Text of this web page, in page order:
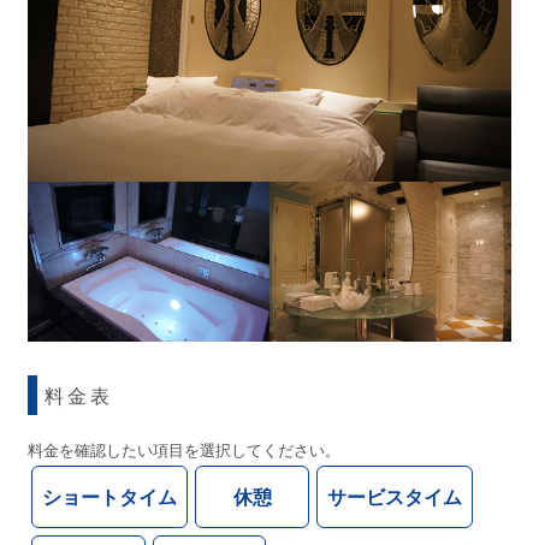
料金表
料金を確認したい項目を選択してください。
ショートタイム 休憩 サービスタイム